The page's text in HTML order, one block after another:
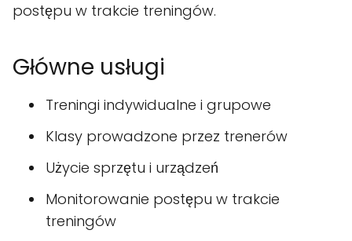
postępu w trakcie treningów.
Główne usługi
Treningi indywidualne i grupowe
Klasy prowadzone przez trenerów
Użycie sprzętu i urządzeń
Monitorowanie postępu w trakcie
treningów